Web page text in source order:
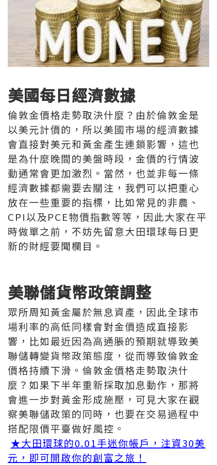
美國每日經濟數據
倫敦金價格走勢取決什麼？由於倫敦金是
以美元計價的，所以美國市場的經濟數據
會直接對美元和黃金產生連鎖影響，這也
是為什麼晚間的美盤時段，金價的行情波
動通常會更加激烈。當然，也並非每一條
經濟數據都需要去關注，我們可以把重心
放在一些重要的指標，比如常見的非農、
CPI以及PCE物價指數等等，因此大家在平
時做單之前，不妨先留意大田環球每日更
新的財經要聞欄目。
美聯儲貨幣政策調整
眾所周知黃金屬於無息資產，因此全球市
場利率的高低同樣會對金價造成直接影
響，比如最近因為高通脹的預期就導致美
聯儲轉變貨幣政策態度，從而導致倫敦金
價格持續下滑。倫敦金價格走勢取決什
麼？如果下半年重新採取加息動作，那將
會進一步對黃金形成施壓，可見大家在觀
察美聯儲政策的同時，也要在交易過程中
搭配限價平臺做好風控。
★大田環球的0.01手迷你帳戶，注資30美
元，即可開啟你的創富之旅！